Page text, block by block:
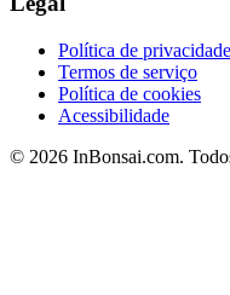
Política de privacidade
Termos de serviço
Política de cookies
Acessibilidade
© 2026 InBonsai.com.